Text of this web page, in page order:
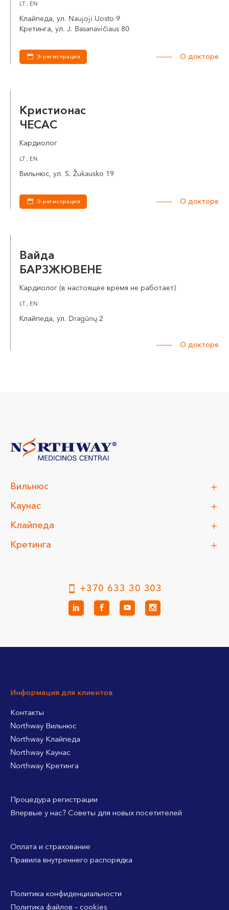
LT , EN
Клайпеда, ул. Naujoji Uosto 9
Кретинга, ул. J. Basanavičiaus 80
Э-регистрация О докторе
Кристионас
ЧЕСАС
Кардиолог
LT , EN
Вильнюс, ул. S. Žukausko 19
Э-регистрация О докторе
Вайда
БАРЗЖЮВЕНЕ
Кардиолог (в настоящее время не работает)
LT , EN
Клайпеда, ул. Dragūnų 2
О докторе
Вильнюс
Каунас
Клайпеда
Кретинга
+370 633 30 303
Информация для клиентов
Контакты
Northway Вильнюс
Northway Клайпеда
Northway Каунас
Northway Кретинга
Процедура регистрации
Впервые у нас? Советы для новых посетителей
Оплата и страхование
Правила внутреннего распорядка
Политика конфиденциальности
Политика файлов – cookies